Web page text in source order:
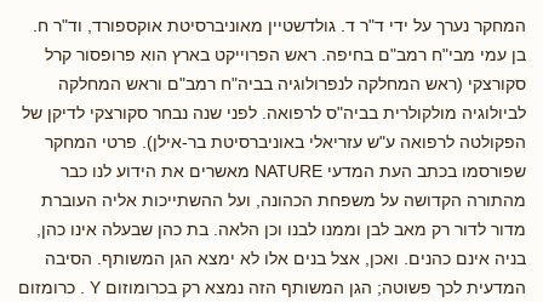
המחקר נערך על ידי ד"ר ד. גולדשטיין מאוניברסיטת אוקספורד, וד"ר ח.
בן עמי מבי"ח רמב"ם בחיפה. ראש הפרוייקט בארץ הוא פרופסור קרל
סקורצקי (ראש המחלקה לנפרולוגיה בביה"ח רמב"ם וראש המחלקה
לביולוגיה מולקולרית בביה"ס לרפואה. לפני שנה נבחר סקורצקי לדיקן של
הפקולטה לרפואה ע"ש עזריאלי באוניברסיטת בר-אילן). פרטי המחקר
שפורסמו בכתב העת המדעי NATURE מאשרים את הידוע לנו כבר
מהתורה הקדושה על משפחת הכהונה, ועל ההשתייכות אליה העוברת
מדור לדור רק מאב לבן וממנו לבנו וכן הלאה. בת כהן שבעלה אינו כהן,
בניה אינם כהנים. ואכן, אצל בנים אלו לא ימצא הגן המשותף. הסיבה
המדעית לכך פשוטה; הגן המשותף הזה נמצא רק בכרומוזום Y . כרומזום